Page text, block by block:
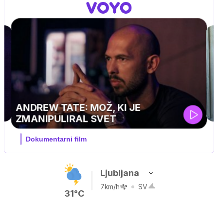
31°C
Ljubljana
7km/h SV